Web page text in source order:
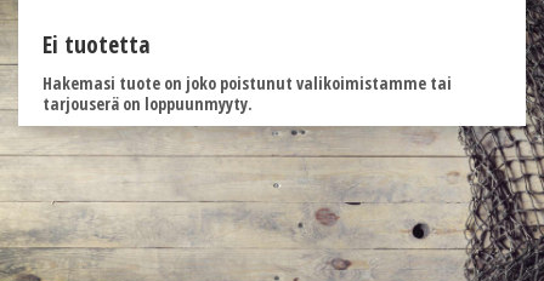
Ei tuotetta
Hakemasi tuote on joko poistunut valikoimistamme tai
tarjouserä on loppuunmyyty.